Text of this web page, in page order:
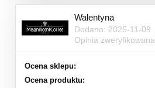
Walentyna
Dodano: 2025-11-09
Opinia zweryfikowana
Ocena sklepu:
Ocena produktu: